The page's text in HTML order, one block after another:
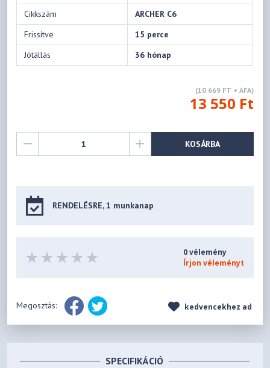
Cikkszám
ARCHER C6
Frissítve
15 perce
Jótállás
36 hónap
(10 669 FT + ÁFA)
13 550 Ft
KOSÁRBA
RENDELÉSRE, 1 munkanap
0 vélemény
Írjon véleményt
Megosztás: kedvencekhez ad
SPECIFIKÁCIÓ